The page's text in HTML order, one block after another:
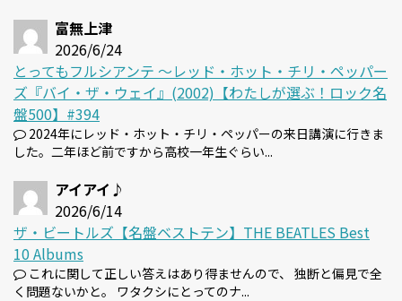
富無上津
2026/6/24
とってもフルシアンテ 〜レッド・ホット・チリ・ペッパー
ズ『バイ・ザ・ウェイ』(2002)【わたしが選ぶ！ロック名
盤500】#394
2024年にレッド・ホット・チリ・ペッパーの来日講演に行きま
した。二年ほど前ですから高校一年生ぐらい...
アイアイ♪
2026/6/14
ザ・ビートルズ【名盤ベストテン】THE BEATLES Best
10 Albums
これに関して正しい答えはあり得ませんので、 独断と偏見で全
く問題ないかと。 ワタクシにとってのナ...